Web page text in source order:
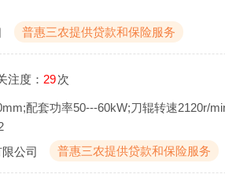
普惠三农提供贷款和保险服务
注度： 29次
配套功率50---60kW;刀辊转速2120r/
公司 普惠三农提供贷款和保险服务